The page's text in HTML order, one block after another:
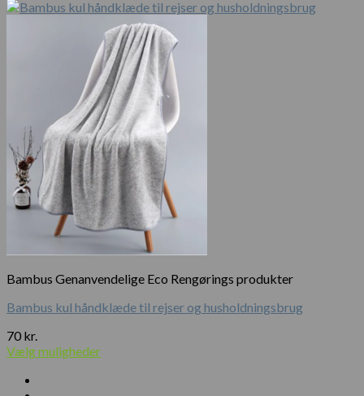
Bambus Genanvendelige Eco Rengørings produkter
Bambus kul håndklæde til rejser og husholdningsbrug
70 kr.
Vælg muligheder